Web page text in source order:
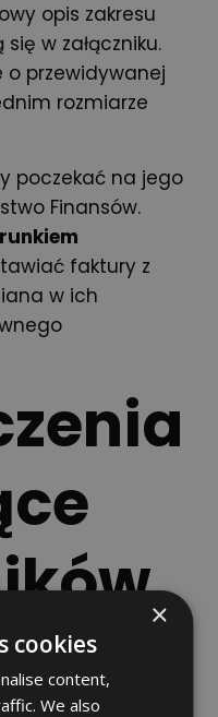
opis zakresu
w załączniku.
o przewidywanej
rozmiarze
poczekać na jego
Finansów.
faktury z
w ich
×
cookies
content,
We also